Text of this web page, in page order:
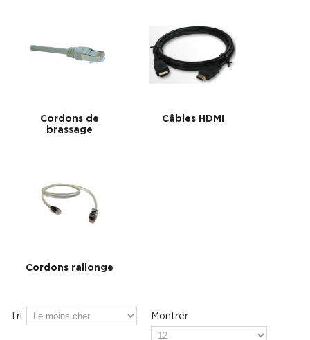
Cordons de
brassage
Câbles HDMI
Cordons rallonge
Tri Montrer